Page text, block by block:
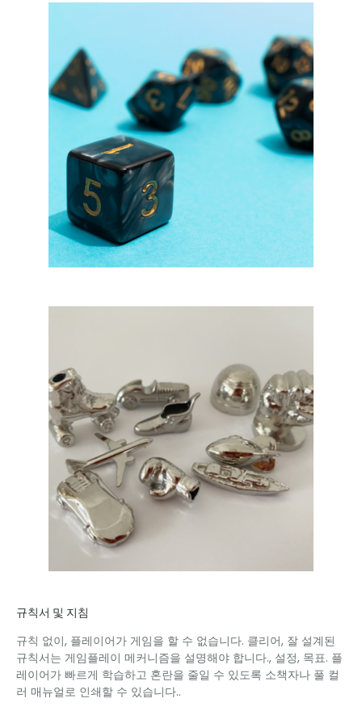
규칙서 및 지침
규칙 없이, 플레이어가 게임을 할 수 없습니다. 클리어, 잘 설계된
규칙서는 게임플레이 메커니즘을 설명해야 합니다., 설정, 목표. 플
레이어가 빠르게 학습하고 혼란을 줄일 수 있도록 소책자나 풀 컬
러 매뉴얼로 인쇄할 수 있습니다..